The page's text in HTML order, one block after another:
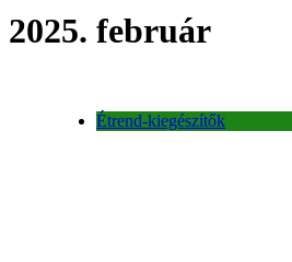
2025. február
Étrend-kiegészítők